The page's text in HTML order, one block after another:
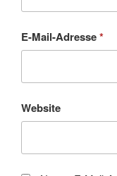
E-Mail-Adresse*
Website